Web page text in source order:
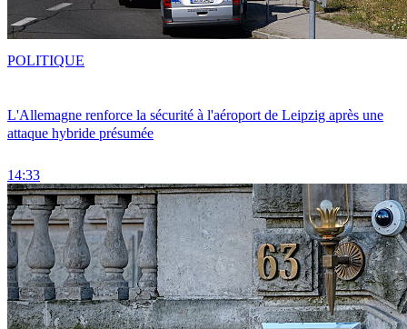
L'Allemagne renforce la sécurité à l'aéroport de Leipzig après une
attaque hybride présumée
14:33
POLITIQUE